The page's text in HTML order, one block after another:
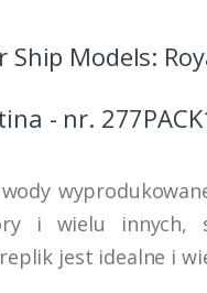
Ship Models:
- nr.
i wielu innych,
jest idealne i